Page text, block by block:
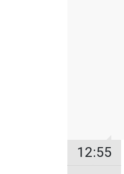
12:55